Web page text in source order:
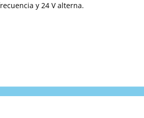
y 24 V alterna.